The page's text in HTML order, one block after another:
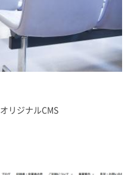
オリジナルCMS